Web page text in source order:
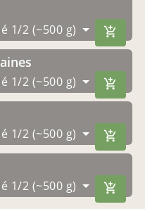
1/2 (~500 g)
1/2 (~500 g)
1/2 (~500 g)
1/2 (~500 g)